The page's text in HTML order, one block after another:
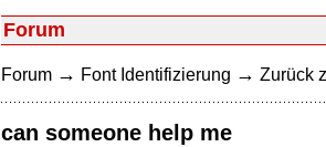
Forum
Forum → Font Identifizierung → Zurück
can someone help me